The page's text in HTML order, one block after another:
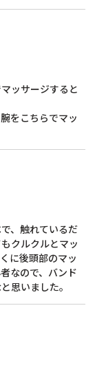
ッサージすると
をこちらでマッ
、触れているだ
クルクルとマッ
に後頭部のマッ
なので、バンド
思いました。